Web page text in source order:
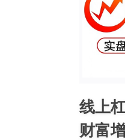
线上
财富